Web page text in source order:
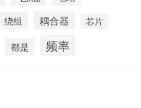
绕组 耦合器 芯片
都是 频率